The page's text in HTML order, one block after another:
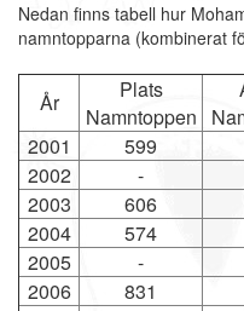
Nedan finns tabell hur
namntopparna (kombinerat
År
Plats
Namntoppen
2001
599
2002
-
2003
606
2004
574
2005
-
2006
831